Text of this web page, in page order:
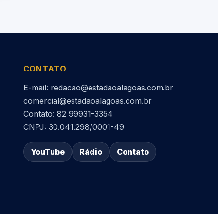
CONTATO
E-mail: redacao@estadaoalagoas.com.br
comercial@estadaoalagoas.com.br
Contato: 82 99931-3354
CNPJ: 30.041.298/0001-49
YouTube Rádio Contato